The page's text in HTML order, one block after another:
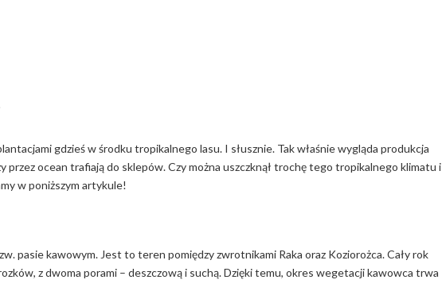
gdzieś w środku tropikalnego lasu. I słusznie. Tak właśnie wygląda produkcja
ocean trafiają do sklepów. Czy można uszczknął trochę tego tropikalnego klimatu i
w poniższym artykule!
pasie kawowym. Jest to teren pomiędzy zwrotnikami Raka oraz Koziorożca. Cały rok
z dwoma porami – deszczową i suchą. Dzięki temu, okres wegetacji kawowca trwa